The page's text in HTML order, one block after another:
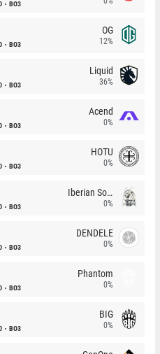
BO3
BO3
OG
12%
BO3
Liquid
36%
BO3
Acend
0%
BO3
HOTU
0%
BO3
Iberian Soul
0%
BO3
DENDELE
0%
BO3
Phantom
0%
BO3
BIG
0%